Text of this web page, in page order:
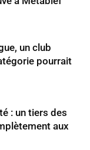
un club
pourrait
: un tiers des
aux